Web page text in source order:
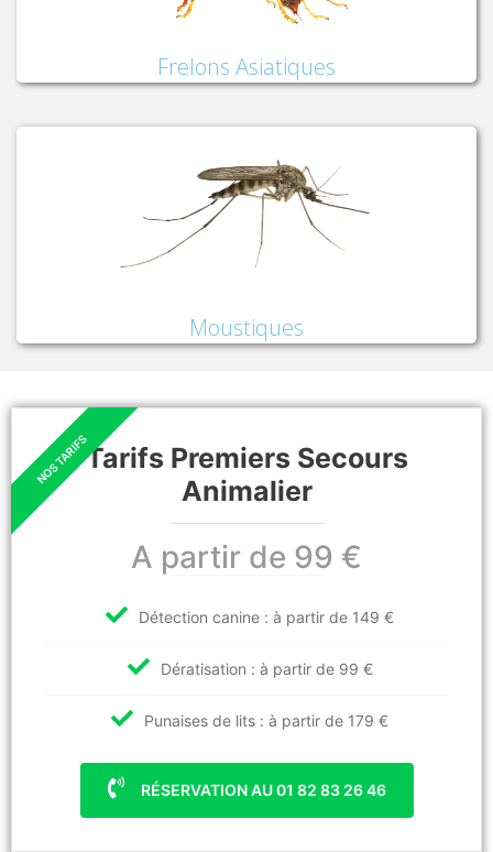
Frelons Asiatiques
Moustiques
Tarifs Premiers Secours
Animalier
A partir de 99 €
Détection canine : à partir de 149 €
Dératisation : à partir de 99 €
Punaises de lits : à partir de 179 €
RÉSERVATION AU 01 82 83 26 46